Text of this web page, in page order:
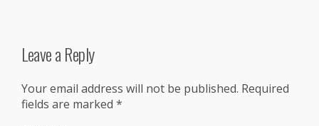
Leave a Reply
Your email address will not be published. Required
fields are marked *